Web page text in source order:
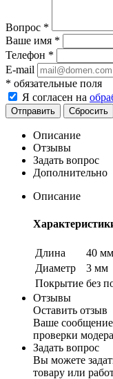
Вопрос *
Ваше имя *
Телефон *
E-mail
* обязательные поля
Я согласен на
Сбросить
Описание
Отзывы
Задать вопрос
Дополнительно
Описание
Длина
40 мм
Диаметр
3 мм
Покрытие без
Отзывы
Оставить отзыв
Ваше
проверки
Задать вопрос
Вы можете
товару или